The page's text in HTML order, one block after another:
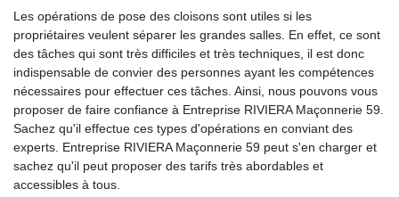
Les opérations de pose des cloisons sont utiles si les
propriétaires veulent séparer les grandes salles. En effet, ce sont
des tâches qui sont très difficiles et très techniques, il est donc
indispensable de convier des personnes ayant les compétences
nécessaires pour effectuer ces tâches. Ainsi, nous pouvons vous
proposer de faire confiance à Entreprise RIVIERA Maçonnerie 59.
Sachez qu'il effectue ces types d'opérations en conviant des
experts. Entreprise RIVIERA Maçonnerie 59 peut s'en charger et
sachez qu'il peut proposer des tarifs très abordables et
accessibles à tous.